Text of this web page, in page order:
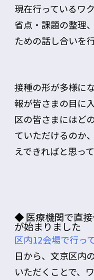
現在行っているワ
省点・課題の整理
ための話し合いを
接種の形が多様に
報が皆さまの目に
区の皆さまにはど
ていただけるのか
えできればと思っ
◆ 医療機関で直
が始まりました
区内12会場で行っ
日から、文京区内
いただくことで、